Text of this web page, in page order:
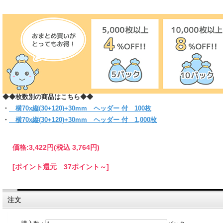
◆◆枚数別の商品はこちら◆◆
・
横70x縦(30+120)+30mm ヘッダー 付 100枚
・
横70x縦(30+120)+30mm ヘッダー 付 1,000枚
価格:3,422円(税込 3,764円)
[ポイント還元 37ポイント～]
注文